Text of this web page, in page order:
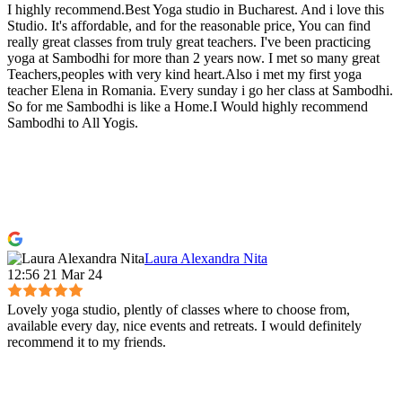
I highly recommend.Best Yoga studio in Bucharest. And i love this
Studio. It's affordable, and for the reasonable price, You can find
really great classes from truly great teachers. I've been practicing
yoga at Sambodhi for more than 2 years now. I met so many great
Teachers,peoples with very kind heart.Also i met my first yoga
teacher Elena in Romania. Every sunday i go her class at Sambodhi.
So for me Sambodhi is like a Home.I Would highly recommend
Sambodhi to All Yogis.
Laura Alexandra Nita
12:56 21 Mar 24
Lovely yoga studio, plently of classes where to choose from,
available every day, nice events and retreats. I would definitely
recommend it to my friends.